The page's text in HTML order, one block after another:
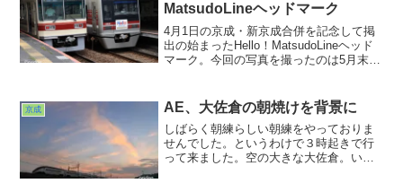
MatsudoLineヘッドマーク
4月1日の京成・新京成合併を記念して掲
出の始まったHello！MatsudoLineヘッド
マーク。今回の写真を撮ったのは5月末だ
じ、調べてみたら5月31日までだったよう
です。
京成 AE、大佐倉の朝焼けを背景に
しばらく朝練らしい朝練をやっておりま
せんでした。というわけで３時起きで行
って来ました。空の大きな大佐倉。いや